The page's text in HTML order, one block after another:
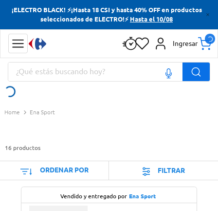
¡ELECTRO BLACK! ⚡¡Hasta 18 CSI y hasta 40% OFF en productos
seleccionados de ELECTRO!⚡ Hasta el 10/08
Ingresar
¿Qué estás buscando hoy?
Ena Sport
16 productos
ORDENAR POR FILTRAR
Vendido y entregado por Ena Sport
Términos más buscados
Yerba
Doves
Términos más buscados
Yerba
Cerveza
Doves
Papas Fritas